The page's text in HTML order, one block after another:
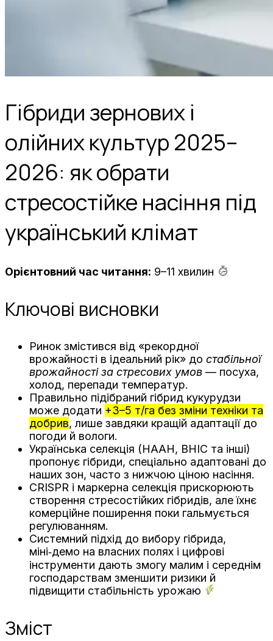
Гібриди зернових і
олійних культур 2025–
2026: як обрати
стресостійке насіння під
український клімат
Орієнтовний час читання: 9–11 хвилин
Ключові висновки
Ринок змістився від «рекордної
врожайності в ідеальний рік» до стабільної
врожайності за стресових умов — посуха,
холод, перепади температур.
Правильно підібраний гібрид кукурудзи
може додати +3–5 т/га без зміни техніки та
добрив, лише завдяки кращій адаптації до
погоди й вологи.
Українська селекція (НААН, ВНІС та інші)
пропонує гібриди, спеціально адаптовані до
наших зон, часто з нижчою ціною насіння.
CRISPR і маркерна селекція прискорюють
створення стресостійких гібридів, але їхнє
комерційне поширення поки гальмується
регулюванням.
Системний підхід до вибору гібрида,
міні‑демо на власних полях і цифрові
інструменти дають змогу малим і середнім
господарствам зменшити ризики й
підвищити стабільність урожаю
Зміст